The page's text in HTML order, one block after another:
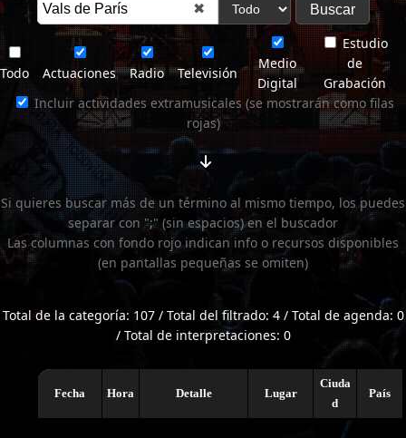
✖
Todo Actuaciones Radio Televisión
Medio
Digital
Estudio
de
Grabación
Incluir actividades extramusicales (se mostrarán como filas
rojas)
Si quieres buscar más de un término al mismo tiempo, los puedes
separar con ";" (sin espacios) en el buscador
Las columnas con fondo rojo indican info o recursos disponibles
(en pantallas pequeñas se omiten)
Total de la categoría: 107 / Total del filtrado: 4 / Total de agenda: 0
/ Total de interpretaciones: 0
Fecha Hora Detalle Lugar
Ciuda
d
País